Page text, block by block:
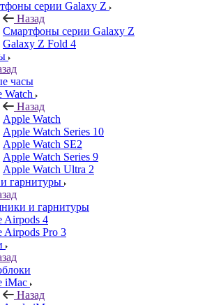
серии Galaxy Z
Назад
Смартфоны серии Galaxy Z
Galaxy Z Fold 4
часы
Watch
Назад
Apple Watch
Apple Watch Series 10
Apple Watch SE2
Apple Watch Series 9
Apple Watch Ultra 2
гарнитуры
и гарнитуры
Airpods 4
Airpods Pro 3
iMac
Назад